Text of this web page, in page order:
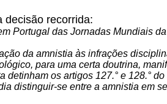
decisão recorrida:
Portugal das Jornadas Mundiais
da amnistia às infrações
para uma certa doutrina,
os artigos 127.° e 128.°
distinguir-se entre a amnistia em